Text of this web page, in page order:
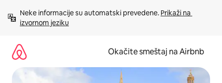
sadržaj
Neke informacije su automatski prevedene. Prikaži na
izvornom jeziku
Okačite smeštaj na Airbnb